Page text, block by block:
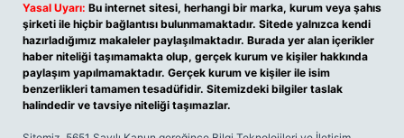
Yasal Uyarı: Bu internet sitesi, herhangi bir marka, kurum veya şahıs
şirketi ile hiçbir bağlantısı bulunmamaktadır. Sitede yalnızca kendi
hazırladığımız makaleler paylaşılmaktadır. Burada yer alan içerikler
haber niteliği taşımamakta olup, gerçek kurum ve kişiler hakkında
paylaşım yapılmamaktadır. Gerçek kurum ve kişiler ile isim
benzerlikleri tamamen tesadüfidir. Sitemizdeki bilgiler taslak
halindedir ve tavsiye niteliği taşımazlar.